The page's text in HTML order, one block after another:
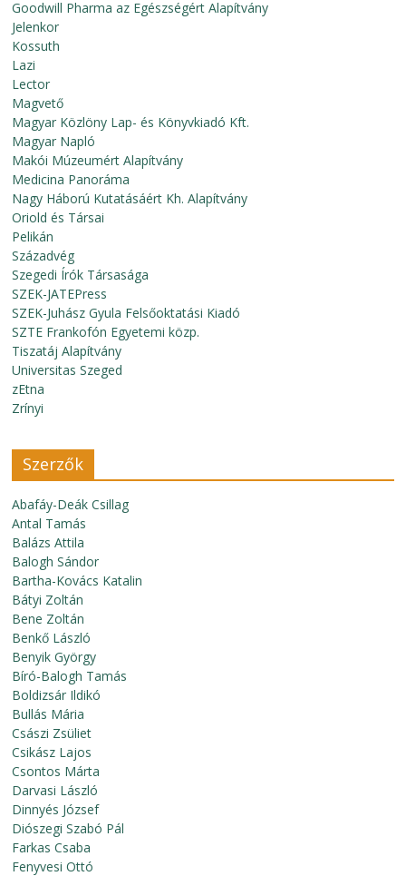
Goodwill Pharma az Egészségért Alapítvány
Jelenkor
Kossuth
Lazi
Lector
Magvető
Magyar Közlöny Lap- és Könyvkiadó Kft.
Magyar Napló
Makói Múzeumért Alapítvány
Medicina Panoráma
Nagy Háború Kutatásáért Kh. Alapítvány
Oriold és Társai
Pelikán
Századvég
Szegedi Írók Társasága
SZEK-JATEPress
SZEK-Juhász Gyula Felsőoktatási Kiadó
SZTE Frankofón Egyetemi közp.
Tiszatáj Alapítvány
Universitas Szeged
zEtna
Zrínyi
Szerzők
Abafáy-Deák Csillag
Antal Tamás
Balázs Attila
Balogh Sándor
Bartha-Kovács Katalin
Bátyi Zoltán
Bene Zoltán
Benkő László
Benyik György
Bíró-Balogh Tamás
Boldizsár Ildikó
Bullás Mária
Császi Zsüliet
Csikász Lajos
Csontos Márta
Darvasi László
Dinnyés József
Diószegi Szabó Pál
Farkas Csaba
Fenyvesi Ottó